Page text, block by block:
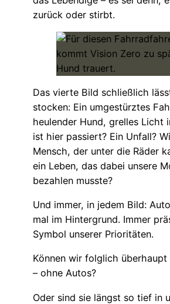
zurück oder stirbt.
Das vierte Bild schließlich
stocken: Ein umgestürztes
heulender Hund, grelles Licht
ist hier passiert? Ein Unfall?
Mensch, der unter die Räder
ein Leben, das dabei unsere
bezahlen musste?
Und immer, in jedem Bild:
mal im Hintergrund. Immer
Symbol unserer Prioritäten.
Können wir folglich überhaupt
– ohne Autos?
Oder sind sie längst so tief in